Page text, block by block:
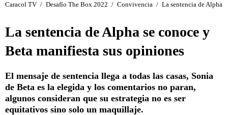
Caracol TV / Desafío The Box 2022 / Convivencia / La sentencia de Alpha
La sentencia de Alpha se conoce y
Beta manifiesta sus opiniones
El mensaje de sentencia llega a todas las casas, Sonia
de Beta es la elegida y los comentarios no paran,
algunos consideran que su estrategia no es ser
equitativos sino solo un maquillaje.